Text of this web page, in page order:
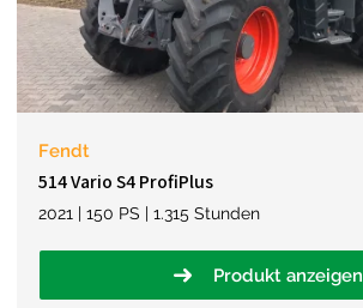
Fendt
514 Vario S4 ProfiPlus
2021 | 150 PS | 1.315 Stunden
Produkt anzeigen